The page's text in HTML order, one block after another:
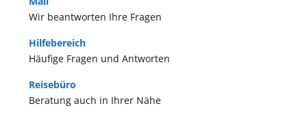
Häufige Fragen und Antworten
Hilfebereich
Wir beantworten Ihre Fragen
Beratung auch in Ihrer Nähe
Reisebüro